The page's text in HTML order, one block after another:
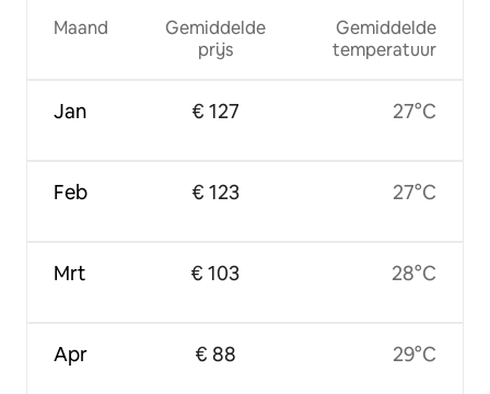
Maand
Jan
Feb
Mrt
Apr
Gemiddelde
prijs
€ 127
€ 123
€ 103
€ 88
Gemiddelde
temperatuur
27°C
27°C
28°C
29°C